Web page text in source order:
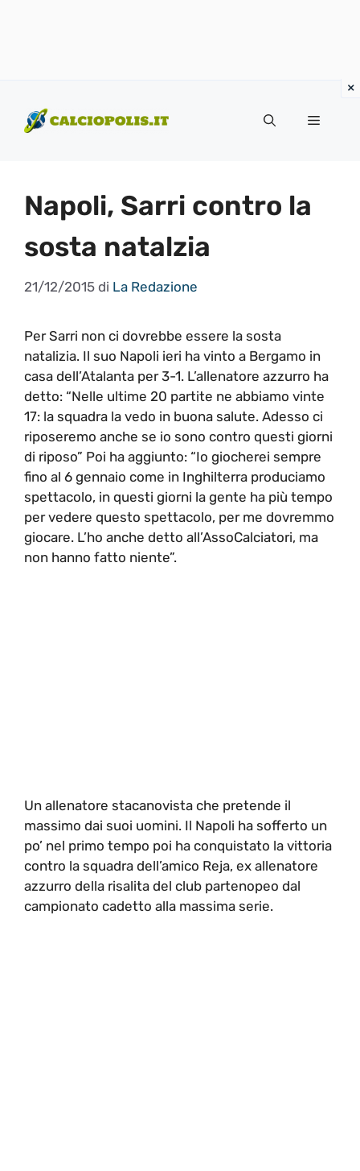
contenuto
Menu
Napoli, Sarri contro la
sosta natalzia
21/12/2015 di La Redazione
Per Sarri non ci dovrebbe essere la sosta
natalizia. Il suo Napoli ieri ha vinto a Bergamo in
casa dell’Atalanta per 3-1. L’allenatore azzurro ha
detto: “Nelle ultime 20 partite ne abbiamo vinte
17: la squadra la vedo in buona salute. Adesso ci
riposeremo anche se io sono contro questi giorni
di riposo” Poi ha aggiunto: “Io giocherei sempre
fino al 6 gennaio come in Inghilterra produciamo
spettacolo, in questi giorni la gente ha più tempo
per vedere questo spettacolo, per me dovremmo
giocare. L’ho anche detto all’AssoCalciatori, ma
non hanno fatto niente”.
Un allenatore stacanovista che pretende il
massimo dai suoi uomini. Il Napoli ha sofferto un
po’ nel primo tempo poi ha conquistato la vittoria
contro la squadra dell’amico Reja, ex allenatore
azzurro della risalita del club partenopeo dal
campionato cadetto alla massima serie.